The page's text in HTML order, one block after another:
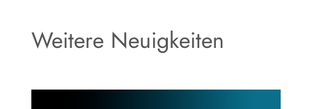
Weitere Neuigkeiten